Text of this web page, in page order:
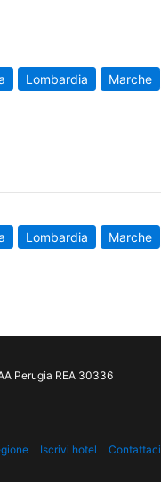
Lombardia Marche
Lombardia Marche
Perugia REA 30336
Iscrivi hotel Contattaci